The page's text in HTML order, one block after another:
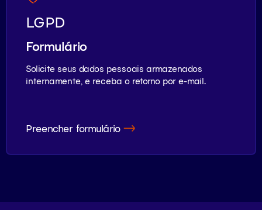
LGPD
Formulário
Solicite seus dados pessoais armazenados
internamente, e receba o retorno por e-mail.
Preencher formulário